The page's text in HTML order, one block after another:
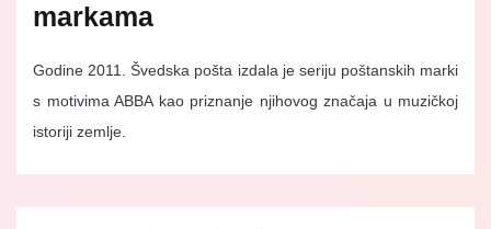
markama
Godine 2011. Švedska pošta izdala je seriju poštanskih marki
s motivima ABBA kao priznanje njihovog značaja u muzičkoj
istoriji zemlje.